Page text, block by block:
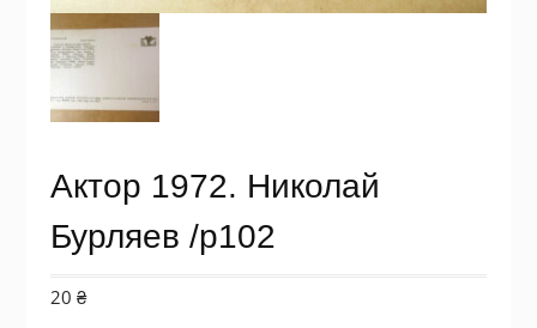
Актор 1972. Николай
Бурляев /p102
20 ₴